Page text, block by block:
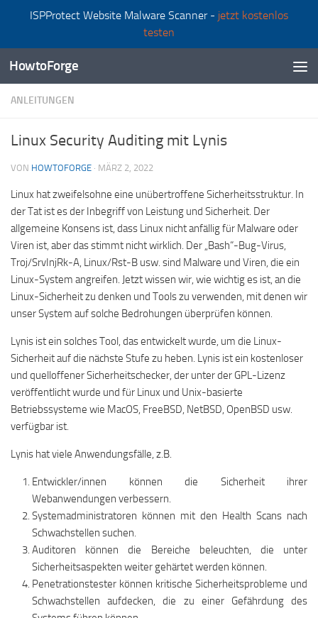
ISPProtect Website Malware Scanner - jetzt kostenlos
testen
Zum Inhalt springen
HowtoForge
ANLEITUNGEN
Linux Security Auditing mit Lynis
VON HOWTOFORGE · MÄRZ 2, 2022
Linux hat zweifelsohne eine unübertroffene Sicherheitsstruktur. In
der Tat ist es der Inbegriff von Leistung und Sicherheit. Der
allgemeine Konsens ist, dass Linux nicht anfällig für Malware oder
Viren ist, aber das stimmt nicht wirklich. Der „Bash“-Bug-Virus,
Troj/SrvInjRk-A, Linux/Rst-B usw. sind Malware und Viren, die ein
Linux-System angreifen. Jetzt wissen wir, wie wichtig es ist, an die
Linux-Sicherheit zu denken und Tools zu verwenden, mit denen wir
unser System auf solche Bedrohungen überprüfen können.
Lynis ist ein solches Tool, das entwickelt wurde, um die Linux-
Sicherheit auf die nächste Stufe zu heben. Lynis ist ein kostenloser
und quelloffener Sicherheitschecker, der unter der GPL-Lizenz
veröffentlicht wurde und für Linux und Unix-basierte
Betriebssysteme wie MacOS, FreeBSD, NetBSD, OpenBSD usw.
verfügbar ist.
Lynis hat viele Anwendungsfälle, z.B.
Entwickler/innen können die Sicherheit ihrer
Webanwendungen verbessern.
Systemadministratoren können mit den Health Scans nach
Schwachstellen suchen.
Auditoren können die Bereiche beleuchten, die unter
Sicherheitsaspekten weiter gehärtet werden können.
Penetrationstester können kritische Sicherheitsprobleme und
Schwachstellen aufdecken, die zu einer Gefährdung des